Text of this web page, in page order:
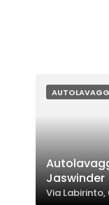
Jaswinder
Via Labirinto,